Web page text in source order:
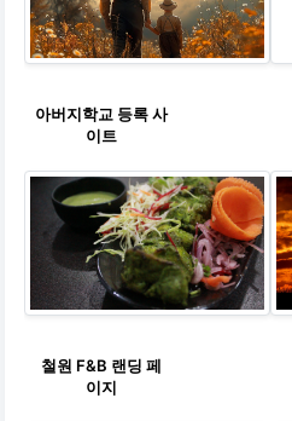
아버지학교 등록 사
이트
철원 F&B 랜딩 페
이지